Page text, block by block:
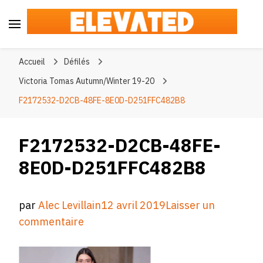
Accueil
Défilés
Victoria Tomas Autumn/Winter 19-20
F2172532-D2CB-48FE-8E0D-D251FFC482B8
F2172532-D2CB-48FE-
8E0D-D251FFC482B8
parAlec Levillain12 avril 2019Laisser un
commentaire
D2CB-